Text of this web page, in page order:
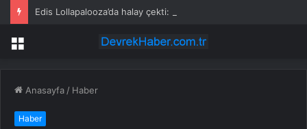
Menü
Anasayfa / Haber
Haber